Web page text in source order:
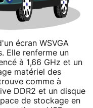
écran WSVGA
Elle renferme un
à 1,66 GHz et un
matériel des
comme à
DDR2 et un disque
de stockage en